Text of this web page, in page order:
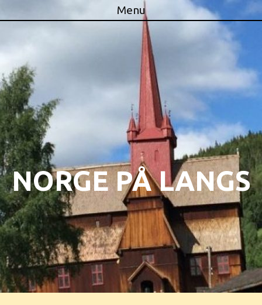
Menu
NORGE PÅ LANGS